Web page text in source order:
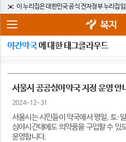
이 누리집은 대한민국 공식 전자정부 누리집
복지
야간약국에 대한 태그클라우드
서울시 공공심야약국 지정 운영 안
2024-12-31
서울시는 시민들이 약국에서 평일, 토·
심야시간대에도 의약품을 구입할 수 있
운영합니다.